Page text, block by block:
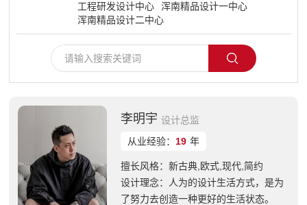
工程研发设计中心
浑南精品设计一中心
浑南精品设计二中心
李明宇 设计总监
从业经验： 19 年
擅长风格：新古典,欧式,现代,简约
设计理念：人为的设计生活方式，是为
了努力去创造一种更好的生活状态。